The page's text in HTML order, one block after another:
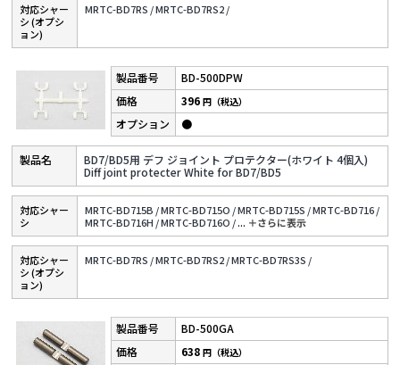
対応シャー
シ (オプシ
ョン)
MRTC-BD7RS /MRTC-BD7RS2 /
BD-500DPW
BD7/BD5用 デフ ジョイント プロテクター(ホワイト 4個入)
Diff joint protecter White for BD7/BD5
396円（税込）
●
対応シャー
シ
MRTC-BD715B /MRTC-BD715O /MRTC-BD715S /MRTC-BD716 /
MRTC-BD716H /MRTC-BD716O /... ＋さらに表⽰
対応シャー
シ (オプシ
ョン)
MRTC-BD7RS /MRTC-BD7RS2 /MRTC-BD7RS3S /
BD-500GA
638円（税込）